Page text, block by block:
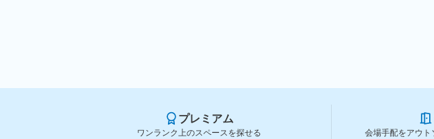
プレミアム
ワンランク上のスペースを探せる 会場手配をアウト